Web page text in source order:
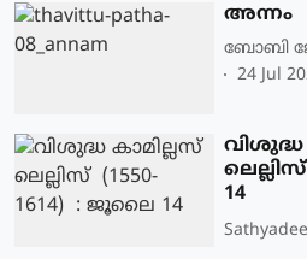
അന്നം
ബോബി
24 Jul
വിശുദ്ധ
14